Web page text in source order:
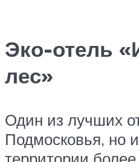
Эко-отель
лес»
Один из лучших
Подмосковья, но